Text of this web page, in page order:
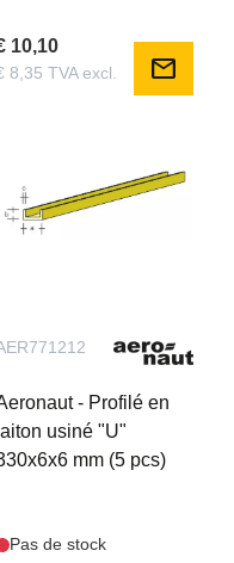
10,10
8,35 TVA excl. mail
- Profilé en
laiton usiné "U"
mm (5 pcs)
Pas de stock